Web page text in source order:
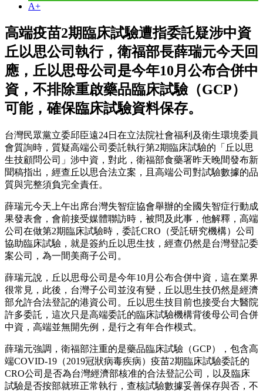
A+
高端疫苗2期臨床試驗遭指委託疑涉中資
丘以思公司執行，衛福部長薛瑞元今天回
應，丘以思母公司是今年10月公布合併中
資，不排除重啟藥品臨床試驗（GCP）
可能，確保臨床試驗資料保存。
台灣民眾黨立委邱臣遠24日在立法院社會福利及衛生環境委員
會質詢時，質疑高端公司委託執行第2期臨床試驗的「丘以思
生技顧問公司」涉中資，對此，衛福部食藥署昨天晚間發布新
聞稿指出，經查丘以思合法立案，且高端公司對試驗數據的品
質與完整須負完全責任。
薛瑞元今天上午出席台灣失智症協會舉辦的全國失智症行動成
果發表會，會前接受媒體聯訪時，被問及此事，他解釋，高端
公司在做第2期臨床試驗時，委託CRO（受託研究機構）公司
協助臨床試驗，就是簽約丘以思生技，經查仍然是台灣登記委
案公司，為一間美商子公司。
薛瑞元說，丘以思母公司是今年10月公布合併中資，這在業界
很常見，此後，台灣子公司並沒有變，丘以思生技仍然是經濟
部允許合法登記的港資公司。丘以思生技目前也接受台大醫院
許多委託，這次只是高端委託的臨床試驗機構背後母公司合併
中資，高端並無開先例，是行之有年合作模式。
薛瑞元強調，衛福部注重的是藥品臨床試驗（GCP），包含高
端COVID-19（2019冠狀病毒疾病）疫苗2期臨床試驗委託的
CRO公司是否為台灣經濟部核准的合法登記公司，以及臨床
試驗是否按部就班正常執行，查核試驗數據妥善保存與否，不